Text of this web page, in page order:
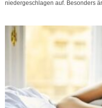
niedergeschlagen auf. Besonders